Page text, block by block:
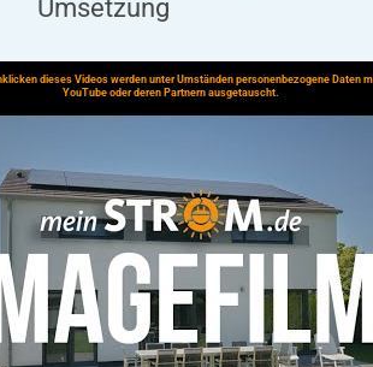
Umsetzung
dieses Videos werden unter Umständen personenbezogene Daten
YouTube oder deren Partnern ausgetauscht.